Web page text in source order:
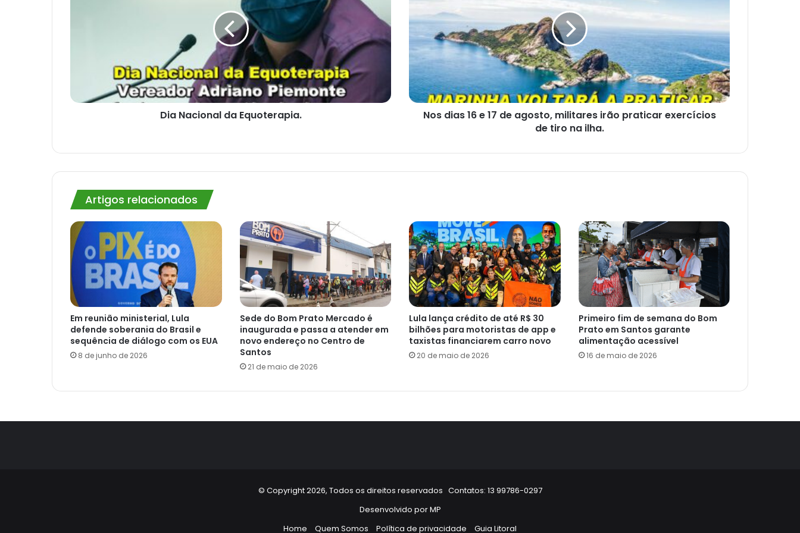
Dia Nacional da Equoterapia.
de
agosto,
militares
irão
praticar
exercícios
de
Nos dias 16 e 17 de agosto, militares irão praticar exercícios
de tiro na ilha.
Artigos relacionados
Em reunião ministerial, Lula
defende soberania do Brasil e
sequência de diálogo com os EUA
8 de junho de 2026
Sede do Bom Prato Mercado é
inaugurada e passa a atender em
novo endereço no Centro de
Santos
21 de maio de 2026
Lula lança crédito de até R$ 30
bilhões para motoristas de app e
taxistas financiarem carro novo
20 de maio de 2026
Primeiro fim de semana do Bom
Prato em Santos garante
alimentação acessível
16 de maio de 2026
© Copyright 2026, Todos os direitos reservados Contatos: 13 99786-0297
Desenvolvido porMP
Home
Quem Somos Política de privacidade Guia Litoral